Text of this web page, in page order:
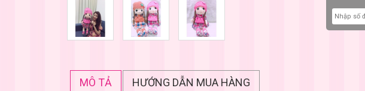
MÔ TẢ HƯỚNG DẪN MUA HÀNG